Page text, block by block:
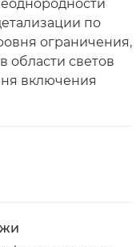
по
ограничения,
области светов
включения